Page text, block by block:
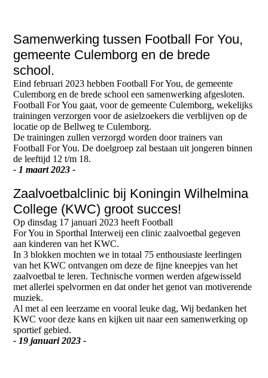
Samenwerking tussen Football For You,
gemeente Culemborg en de brede
school.
Eind februari 2023 hebben Football For You, de gemeente
Culemborg en de brede school een samenwerking afgesloten.
Football For You gaat, voor de gemeente Culemborg, wekelijks
trainingen verzorgen voor de asielzoekers die verblijven op de
locatie op de Bellweg te Culemborg.
De trainingen zullen verzorgd worden door trainers van
Football For You. De doelgroep zal bestaan uit jongeren binnen
de leeftijd 12 t/m 18.
- 1 maart 2023 -
Zaalvoetbalclinic bij Koningin Wilhelmina
College (KWC) groot succes!
Op dinsdag 17 januari 2023 heeft Football
For You in Sporthal Interweij een clinic zaalvoetbal gegeven
aan kinderen van het KWC.
In 3 blokken mochten we in totaal 75 enthousiaste leerlingen
van het KWC ontvangen om deze de fijne kneepjes van het
zaalvoetbal te leren. Technische vormen werden afgewisseld
met allerlei spelvormen en dat onder het genot van motiverende
muziek.
Al met al een leerzame en vooral leuke dag, Wij bedanken het
KWC voor deze kans en kijken uit naar een samenwerking op
sportief gebied.
- 19 januari 2023 -